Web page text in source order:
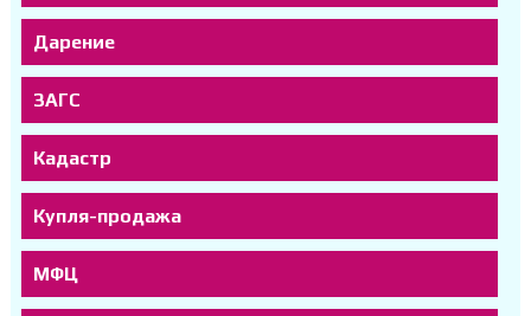
Дарение
ЗАГС
Кадастр
Купля-продажа
МФЦ